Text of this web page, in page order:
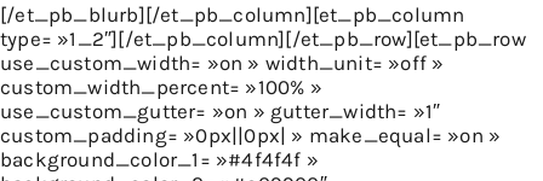
[/et_pb_blurb][/et_pb_column][et_pb_column
type= »1_2″][/et_pb_column][/et_pb_row][et_pb_row
use_custom_width= »on » width_unit= »off »
custom_width_percent= »100% »
use_custom_gutter= »on » gutter_width= »1″
custom_padding= »0px||0px| » make_equal= »on »
background_color_1= »#4f4f4f »